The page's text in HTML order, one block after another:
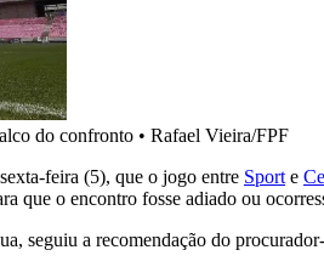
do confronto • Rafael Vieira/FPF
feira (5), que o jogo entre Sport e
que o encontro fosse adiado ou
seguiu a recomendação do